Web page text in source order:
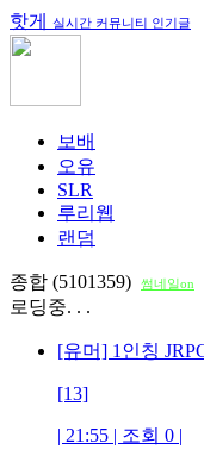
핫게 실시간 커뮤니티 인기글
보배
오유
SLR
루리웹
랜덤
종합 (5101359) 썸네일on
로딩중. . .
[유머] 1인칭
[13]
| 21:55 | 조회 0 |